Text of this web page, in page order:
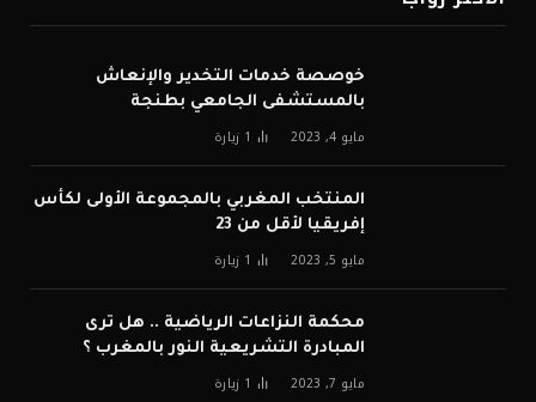
خوصصة خدمات التخدير والإنعاش
بالمستشفى الجامعي بطنجة
مايو 4, 2023 1 زيارة
المنتخب المغربي بالمجموعة الأولى لكأس
إفريقيا لأقل من 23
مايو 5, 2023 1 زيارة
محكمة النزاعات الرياضية .. هل ترى
المبادرة التشريعية النور بالمغرب ؟
مايو 7, 2023 1 زيارة